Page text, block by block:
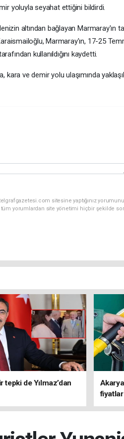
yoluyla seyahat ettiğini bildirdi.
altından bağlayan Marmaray'ın
Marmaray'ın, 17-25
kullanıldığını kaydetti.
kara ve demir yolu ulaşımında
sitesine yaptığınız
tüm yorumlardan site yönetimi hiçbir şekilde
tepki de Yılmaz’dan
fiyatlar